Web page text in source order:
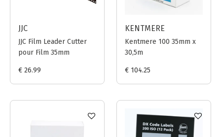
JJC
JJC Film Leader Cutter
pour Film 35mm
€ 26.99
KENTMERE
Kentmere 100 35mm x
30,5m
€ 104.25